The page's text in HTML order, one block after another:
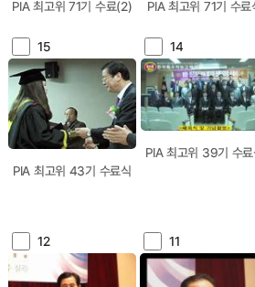
PIA 최고위 71기 수료(2) PIA 최고위 71기 수료
15
PIA 최고위 43기 수료식
14
PIA 최고위 39기 수료
12
11